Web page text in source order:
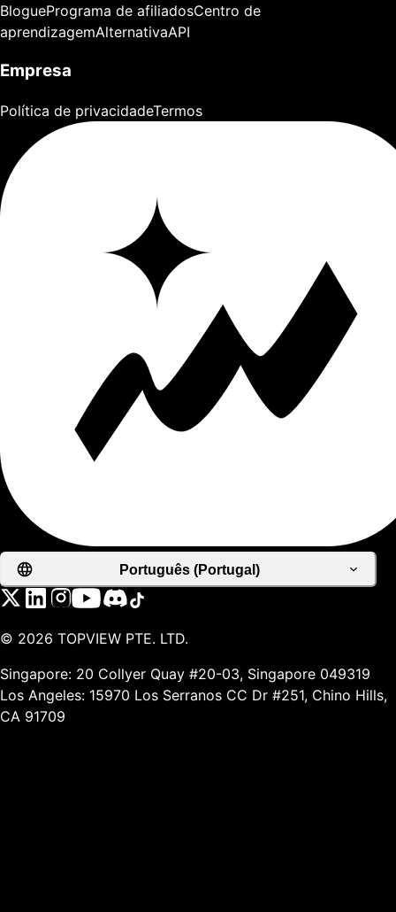
BloguePrograma de afiliadosCentro de
aprendizagemAlternativaAPI
Empresa
Política de privacidadeTermos
Português (Portugal)
© 2026 TOPVIEW PTE. LTD.
Singapore: 20 Collyer Quay #20-03, Singapore 049319
Los Angeles: 15970 Los Serranos CC Dr #251, Chino Hills,
CA 91709